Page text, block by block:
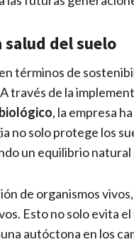
salud del suelo
términos de
través de la
, la empresa
no solo protege los
un equilibrio
de organismos
Esto no solo evita
autóctona en los